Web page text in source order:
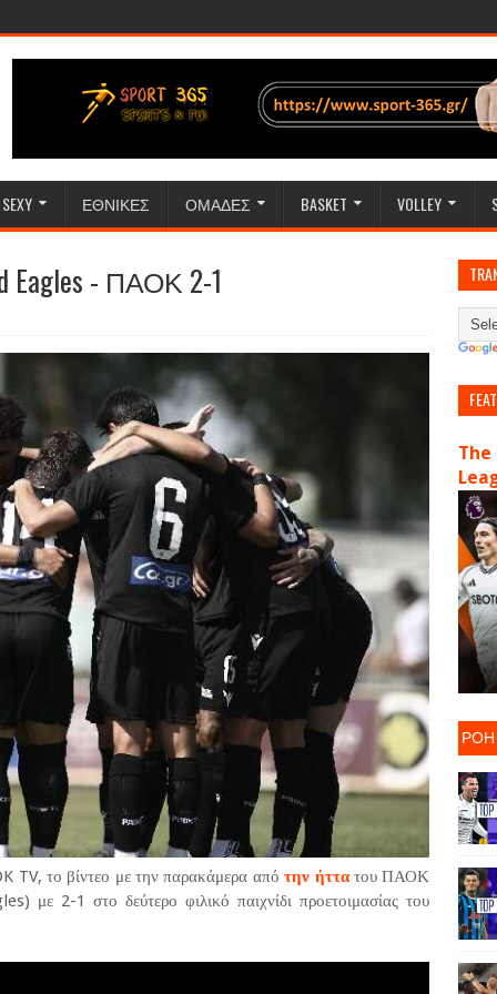
SEXY ΕΘΝΙΚΕΣ ΟΜΑΔΕΣ BASKET VOLLEY
Eagles - ΠΑΟΚ 2-1
TV, το βίντεο με την παρακάμερα απότην ήττατου ΠΑΟΚ
με 2-1 στο δεύτερο φιλικό παιχνίδι προετοιμασίας του
The
ΡΟΗ